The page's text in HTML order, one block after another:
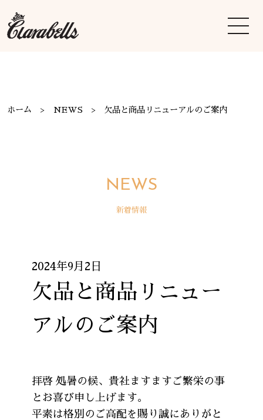
ホーム NEWS 欠品と商品リニューアルのご案内
NEWS
新着情報
2024年9月2日
欠品と商品リニュー
アルのご案内
拝啓 処暑の候、貴社ますますご繁栄の事
とお喜び申し上げます。
平素は格別のご高配を賜り誠にありがと